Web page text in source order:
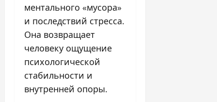
ментального «мусора»
и последствий стресса.
Она возвращает
человеку ощущение
психологической
стабильности и
внутренней опоры.